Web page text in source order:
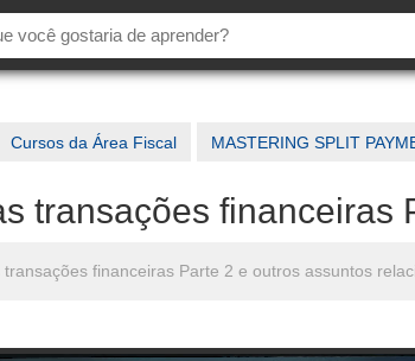
Cursos da Área Fiscal MASTERING SPLIT
transações financeiras
transações financeiras Parte 2 e outros assuntos